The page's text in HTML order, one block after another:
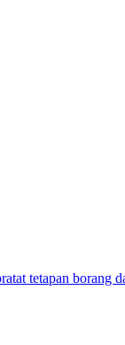
tetapan borang